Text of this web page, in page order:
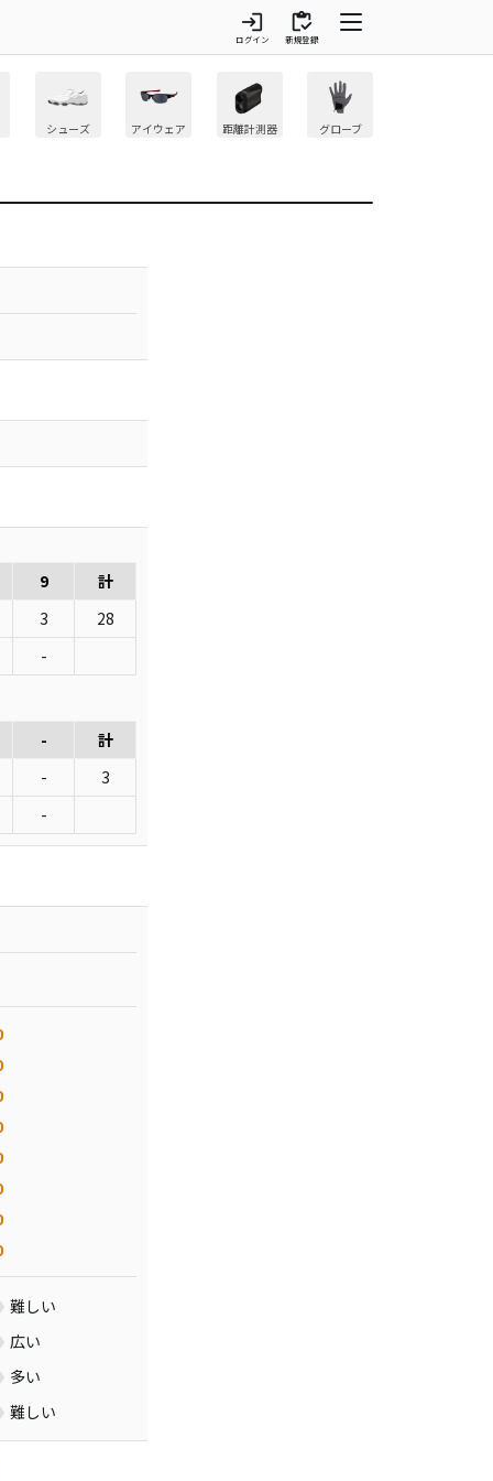
login
ログイン
inventory
新規登録
シューズ アイウェア 距離計測器 グローブ
9 計
3 28
-
- 計
- 3
-
難しい
広い
多い
難しい